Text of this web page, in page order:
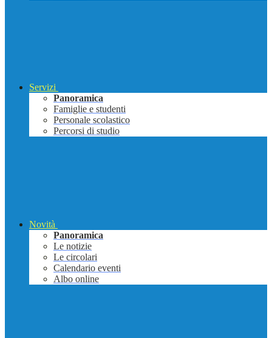
Servizi
Panoramica
Famiglie e studenti
Personale scolastico
Percorsi di studio
Novità
Panoramica
Le notizie
Le circolari
Calendario eventi
Albo online